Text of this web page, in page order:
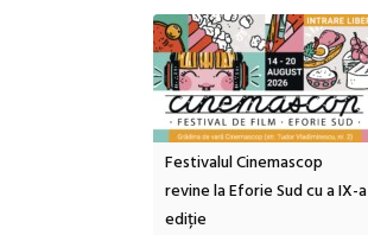
Festivalul Cinemascop
revine la Eforie Sud cu a IX-a
ediție